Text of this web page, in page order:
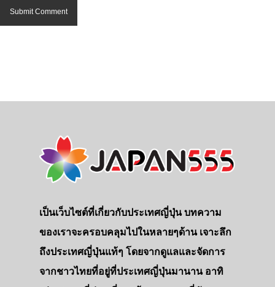
เป็นเว็บไซต์ที่เกี่ยวกับประเทศญี่ปุ่น บทความ
ของเราจะครอบคลุมไปในหลายๆด้าน เจาะลึก
ถึงประเทศญี่ปุ่นแท้ๆ โดยจากดูแลและจัดการ
จากชาวไทยที่อยู่ที่ประเทศญี่ปุ่นมานาน อาทิ